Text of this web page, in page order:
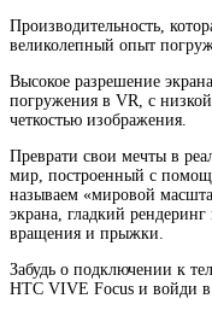
Производительность,
великолепный опыт
Высокое разрешение
погружения в VR, c
четкостью изображения.
Преврати свои мечты в
мир, построенный с
называем «мировой
экрана, гладкий
вращения и прыжки.
Забудь о подключении к
HTC VIVE Focus и войди в